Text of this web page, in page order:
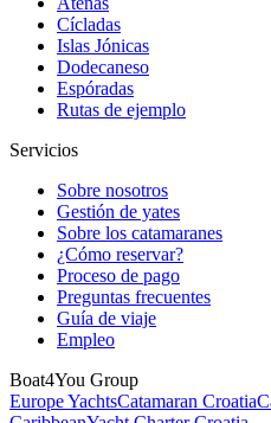
Cícladas
Islas Jónicas
Dodecaneso
Espóradas
Rutas de ejemplo
Servicios
Sobre nosotros
Gestión de yates
Sobre los catamaranes
¿Cómo reservar?
Proceso de pago
Preguntas frecuentes
Guía de viaje
Empleo
Boat4You Group
Europe YachtsCatamaran Croatia